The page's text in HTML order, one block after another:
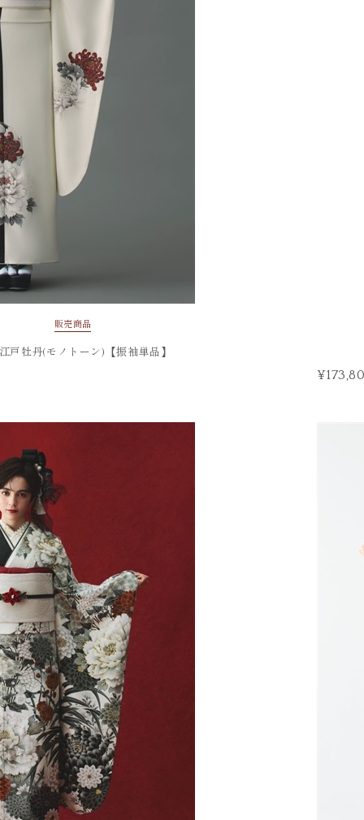
販売商品
戸牡丹(モノトーン)【振袖単品】